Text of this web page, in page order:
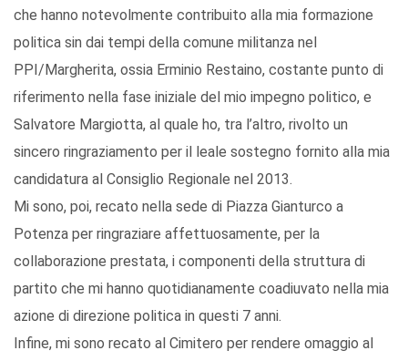
che hanno notevolmente contribuito alla mia formazione
politica sin dai tempi della comune militanza nel
PPI/Margherita, ossia Erminio Restaino, costante punto di
riferimento nella fase iniziale del mio impegno politico, e
Salvatore Margiotta, al quale ho, tra l’altro, rivolto un
sincero ringraziamento per il leale sostegno fornito alla mia
candidatura al Consiglio Regionale nel 2013.
Mi sono, poi, recato nella sede di Piazza Gianturco a
Potenza per ringraziare affettuosamente, per la
collaborazione prestata, i componenti della struttura di
partito che mi hanno quotidianamente coadiuvato nella mia
azione di direzione politica in questi 7 anni.
Infine, mi sono recato al Cimitero per rendere omaggio al